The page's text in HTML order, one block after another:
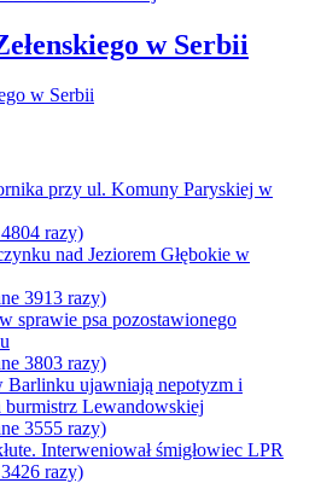
w Serbii
przy ul. Komuny Paryskiej w
razy)
nad Jeziorem Głębokie w
3913 razy)
sprawie psa pozostawionego
3803 razy)
Barlinku ujawniają nepotyzm i
Lewandowskiej
3555 razy)
Interweniował śmigłowiec LPR
razy)